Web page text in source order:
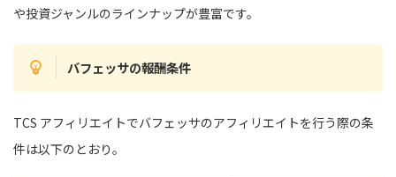
や投資ジャンルのラインナップが豊富です。
バフェッサの報酬条件
TCS アフィリエイトでバフェッサのアフィリエイトを行う際の条
件は以下のとおり。